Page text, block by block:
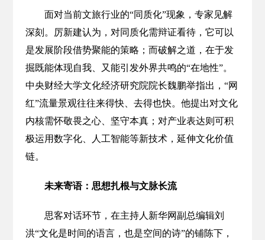
面对当前文旅行业的“同质化”现象，专家见解
深刻。厉新建认为，对同质化需辩证看待，它可以
是发展阶段借势聚能的策略；而破解之道，在于发
掘既能体现自我、又能引发外界共鸣的“在地性”。
中央财经大学文化经济研究院院长魏鹏举指出，“网
红”流量景观往往来得快、去得也快。他提出对文化
内核需怀敬畏之心、坚守本真；对产业表达则可积
极运用数字化、人工智能等新技术，延伸文化价值
链。
未来寄语：思想扎根与文脉长流
思客对话环节，在主持人新华网副总编辑刘
洪“文化是时间的语言，也是空间的诗”的铺陈下，